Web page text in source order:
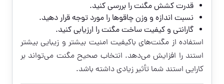
قدرت کشش مگنت را بررسی کنید.
نسبت اندازه و وزن چاقوها را مورد توجه قرار دهید.
گارانتی و کیفیت ساخت مگنت را ارزیابی کنید.
استفاده از مگنت‌های باکیفیت امنیت بیشتر و زیبایی بیشتر
استند را افزایش می‌دهد. انتخاب صحیح مگنت می‌تواند بر
کارایی استند شما تأثیر زیادی داشته باشد.